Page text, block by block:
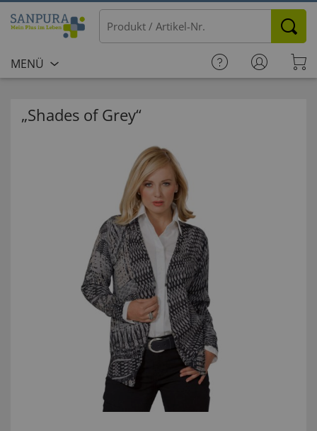
MENÜ
„Shades of Grey“